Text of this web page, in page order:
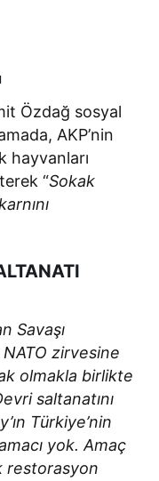
Özdağ sosyal
AKP’nin
hayvanları
“Sokak
Savaşı
zirvesine
olmakla birlikte
saltanatını
Türkiye’nin
yok. Amaç
restorasyon